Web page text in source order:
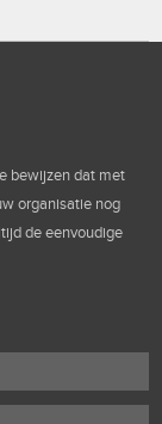
bewijzen dat met
organisatie nog
de eenvoudige